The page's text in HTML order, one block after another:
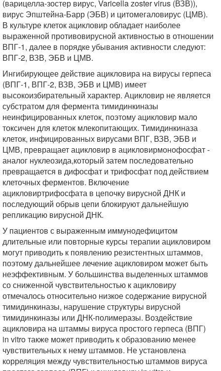
(варицелла-зостер вирус, Varicella zoster virus (ВЗВ)),
вирус Эпштейна-Барр (ЭБВ) и цитомегаловирус (ЦМВ).
В культуре клеток ацикловир обладает наиболее
выраженной противовирусной активностью в отношении
ВПГ-1, далее в порядке убывания активности следуют:
ВПГ-2, ВЗВ, ЭБВ и ЦМВ.
Ингибирующее действие ацикловира на вирусы герпеса
(ВПГ-1, ВПГ-2, ВЗВ, ЭБВ и ЦМВ) имеет
высокоизбирательный характер. Ацикловир не является
субстратом для фермента тимидинкиназы
неинфицированных клеток, поэтому ацикловир мало
токсичен для клеток млекопитающих. Тимидинкиназа
клеток, инфицированных вирусами ВПГ, ВЗВ, ЭБВ и
ЦМВ, превращает ацикловир в ацикловирмонофосфат -
аналог нуклеозида,который затем последовательно
превращается в дифосфат и трифосфат под действием
клеточных ферментов. Включение
ацикловиртрифосфата в цепочку вирусной ДНК и
последующий обрыв цепи блокируют дальнейшую
репликацию вирусной ДНК.
У пациентов с выраженным иммунодефицитом
длительные или повторные курсы терапии ацикловиром
могут приводить к появлению резистентных штаммов,
поэтому дальнейшее лечение ацикловиром может быть
неэффективным. У большинства выделенных штаммов
со сниженной чувствительностью к ацикловиру
отмечалось относительно низкое содержание вирусной
тимидинкиназы, нарушение структуры вирусной
тимидинкиназы или ДНК-полимеразы. Воздействие
ацикловира на штаммы вируса простого герпеса (ВПГ)
in vitro также может приводить к образованию менее
чувствительных к нему штаммов. Не установлена
корреляция между чувствительностью штаммов вируса